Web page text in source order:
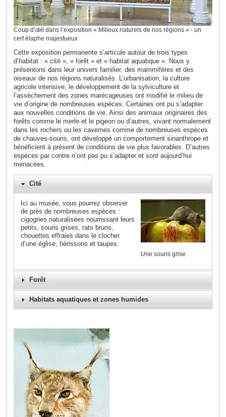
Coup d’œil dans l’exposition « Milieux naturels de nos régions » - un
cerf élaphe majestueux
Cette exposition permanente s’articule autour de trois types
d’habitat : « cité », « forêt » et « habitat aquatique ». Nous y
présentons dans leur univers familier, des mammifères et des
oiseaux de nos régions naturalisés. L’urbanisation, la culture
agricole intensive, le développement de la sylviculture et
l’assèchement des zones marécageuses ont modifié le milieu de
vie d’origine de nombreuses espèces. Certaines ont pu s’adapter
aux nouvelles conditions de vie. Ainsi des animaux originaires des
forêts comme le merle et le pigeon ou d’autres, vivant normalement
dans les rochers ou les cavernes comme de nombreuses espèces
de chauves-souris, ont développé un comportement sinanthrope et
bénéficient à présent de conditions de vie plus favorables. D’autres
espèces par contre n’ont pas pu s’adapter et sont aujourd’hui
menacées.
Cité
Une souris grise
Ici au musée, vous pourrez observer
de près de nombreuses espèces :
cigognes naturalisées nourrissant leurs
petits, souris grises, rats bruns,
chouettes effraies dans le clocher
d’une église, hérissons et taupes.
Forêt
Habitats aquatiques et zones humides